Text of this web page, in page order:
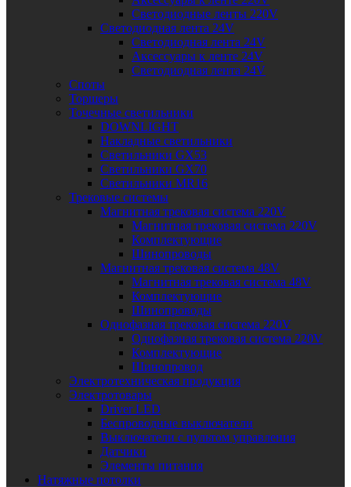
Светодиодные ленты 220V
Светодиодная лента 24V
Светодиодная лента 24V
Аксессуары к ленте 24V
Светодиодная лента 24V
Споты
Торшеры
Точечные светильники
DOWNLIGHT
Накладные светильники
Светильники GX53
Светильники GX70
Светильники MR16
Трековые системы
Магнитная трековая система 220V
Магнитная трековая система 220V
Комплектующие
Шинопроводы
Магнитная трековая система 48V
Магнитная трековая система 48V
Комплектующие
Шинопроводы
Однофазная трековая система 220V
Однофазная трековая система 220V
Комплектующие
Шинопровод
Электротехническая продукция
Электротовары
Driver LED
Беспроводные выключатели
Выключатели с пультом управления
Датчики
Элементы питания
Натяжные потолки